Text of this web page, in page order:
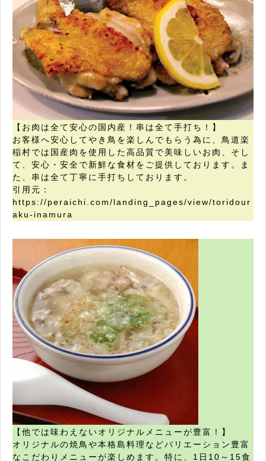
【お肉は全て安心の国内産！串は全て手打ち！】
お客様へ安心してやき鳥を楽しんでもらう為に、鳥道楽
稲村では国産肉を使用した高品質で美味しいお肉、そし
て、安心・安全で新鮮な食材をご提供しております。ま
た、串は全て丁寧に手打ちしております。
引用元：
https://peraichi.com/landing_pages/view/toridour
aku-inamura
【他では味わえないオリジナルメニューが豊富！】
オリジナルの焼鳥や本格島料理などバリエーション豊富
なこだわりメニューが楽しめます。特に、1日10～15食